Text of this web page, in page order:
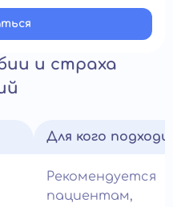
и страха
Для кого
Рекомендуется
пациентам,